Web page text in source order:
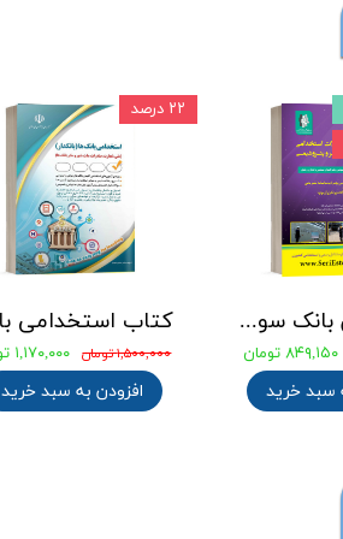
۱,۵۰۰,۰۰۰ تومان ۱,۱۷۰,۰۰۰ تومان
افزودن به سبد خرید
۲۲ درصد
جامع ترین بانک سوالات استخدامی مهندسی شیمی، پلیمر و پتروشیمی
۸۴۹,۱۵۰ تومان
سبد خرید